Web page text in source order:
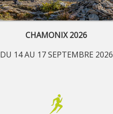
CHAMONIX 2026
DU 14 AU 17 SEPTEMBRE 2026